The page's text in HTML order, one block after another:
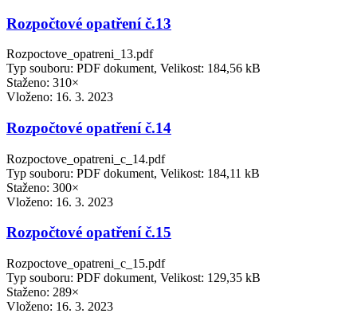
Rozpočtové opatření č.13
Rozpoctove_opatreni_13.pdf
Typ souboru: PDF dokument, Velikost: 184,56 kB
Staženo: 310×
Vloženo: 16. 3. 2023
Rozpočtové opatření č.14
Rozpoctove_opatreni_c_14.pdf
Typ souboru: PDF dokument, Velikost: 184,11 kB
Staženo: 300×
Vloženo: 16. 3. 2023
Rozpočtové opatření č.15
Rozpoctove_opatreni_c_15.pdf
Typ souboru: PDF dokument, Velikost: 129,35 kB
Staženo: 289×
Vloženo: 16. 3. 2023